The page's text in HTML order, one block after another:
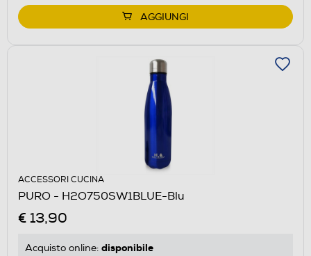
AGGIUNGI
ACCESSORI CUCINA
PURO - H2O750SW1BLUE-Blu
€ 13,90
Acquisto online: disponibile